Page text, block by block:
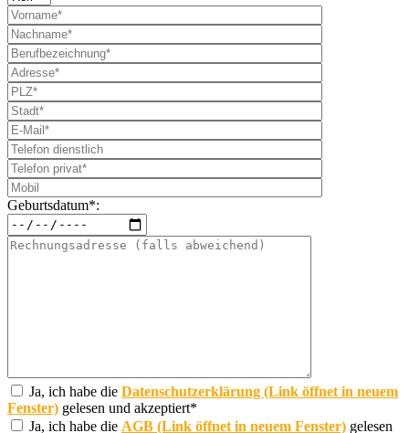
Geburtsdatum*:
Ja, ich habe die Datenschutzerklärung (Link öffnet in neuem
Fenster) gelesen und akzeptiert*
Ja, ich habe die AGB (Link öffnet in neuem Fenster) gelesen